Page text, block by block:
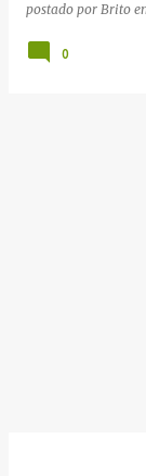
postado por Brito
0